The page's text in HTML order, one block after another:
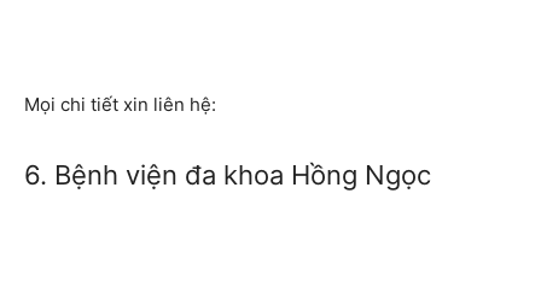
Mọi chi tiết xin liên hệ:
6. Bệnh viện đa khoa Hồng Ngọc